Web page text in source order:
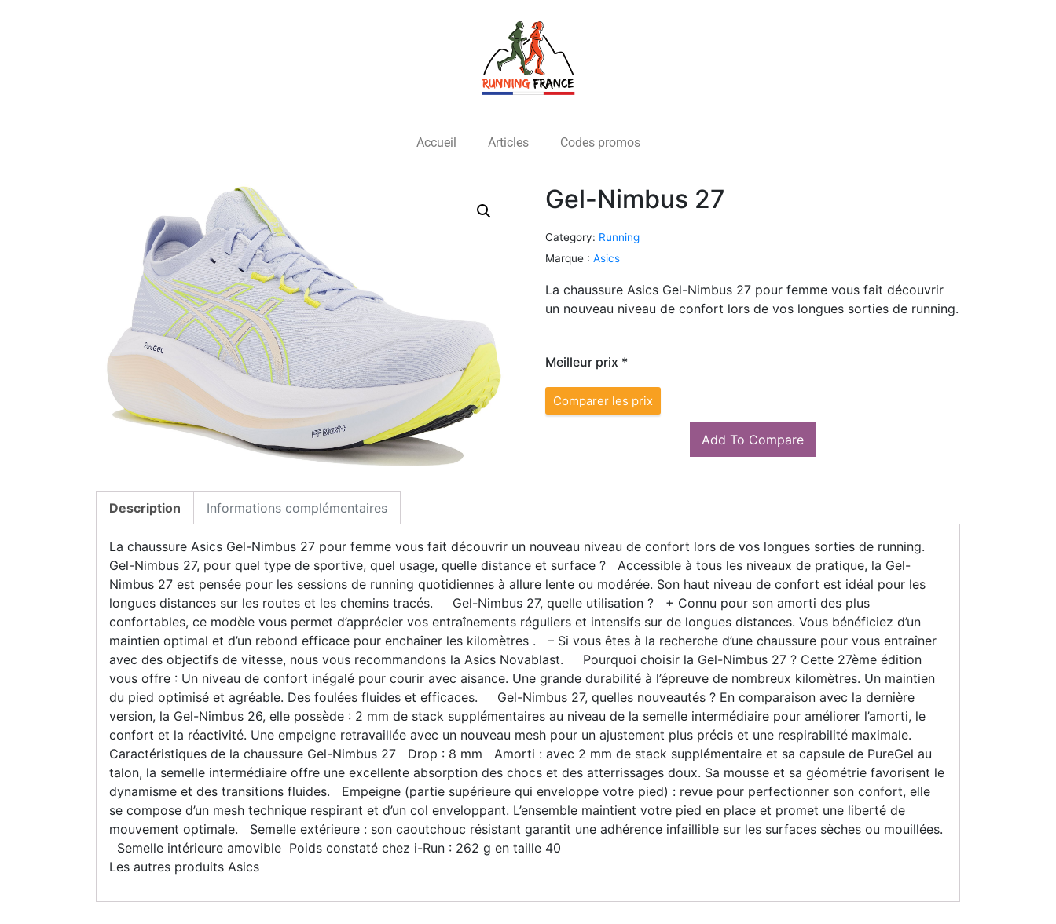
Accueil Articles Codes promos
Gel-Nimbus 27
Category: Running
Marque : Asics
La chaussure Asics Gel-Nimbus 27 pour femme vous fait découvrir
un nouveau niveau de confort lors de vos longues sorties de running.
Meilleur prix *
Comparer les prix
Add To Compare
Description Informations complémentaires
La chaussure Asics Gel-Nimbus 27 pour femme vous fait découvrir un nouveau niveau de confort lors de vos longues sorties de running.
Gel-Nimbus 27, pour quel type de sportive, quel usage, quelle distance et surface ? Accessible à tous les niveaux de pratique, la Gel-
Nimbus 27 est pensée pour les sessions de running quotidiennes à allure lente ou modérée. Son haut niveau de confort est idéal pour les
longues distances sur les routes et les chemins tracés. Gel-Nimbus 27, quelle utilisation ? + Connu pour son amorti des plus
confortables, ce modèle vous permet d’apprécier vos entraînements réguliers et intensifs sur de longues distances. Vous bénéficiez d’un
maintien optimal et d’un rebond efficace pour enchaîner les kilomètres . – Si vous êtes à la recherche d’une chaussure pour vous entraîner
avec des objectifs de vitesse, nous vous recommandons la Asics Novablast. Pourquoi choisir la Gel-Nimbus 27 ? Cette 27ème édition
vous offre : Un niveau de confort inégalé pour courir avec aisance. Une grande durabilité à l’épreuve de nombreux kilomètres. Un maintien
du pied optimisé et agréable. Des foulées fluides et efficaces. Gel-Nimbus 27, quelles nouveautés ? En comparaison avec la dernière
version, la Gel-Nimbus 26, elle possède : 2 mm de stack supplémentaires au niveau de la semelle intermédiaire pour améliorer l’amorti, le
confort et la réactivité. Une empeigne retravaillée avec un nouveau mesh pour un ajustement plus précis et une respirabilité maximale.
Caractéristiques de la chaussure Gel-Nimbus 27 Drop : 8 mm Amorti : avec 2 mm de stack supplémentaire et sa capsule de PureGel au
talon, la semelle intermédiaire offre une excellente absorption des chocs et des atterrissages doux. Sa mousse et sa géométrie favorisent le
dynamisme et des transitions fluides. Empeigne (partie supérieure qui enveloppe votre pied) : revue pour perfectionner son confort, elle
se compose d’un mesh technique respirant et d’un col enveloppant. L’ensemble maintient votre pied en place et promet une liberté de
mouvement optimale. Semelle extérieure : son caoutchouc résistant garantit une adhérence infaillible sur les surfaces sèches ou mouillées.
Semelle intérieure amovible Poids constaté chez i-Run : 262 g en taille 40
Les autres produits Asics